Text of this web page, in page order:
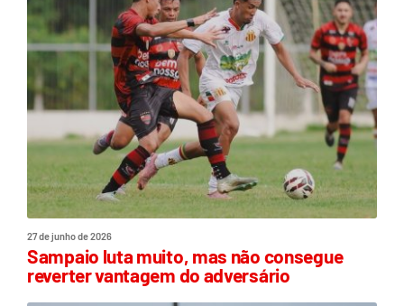
27 de junho de 2026
Sampaio luta muito, mas não consegue
reverter vantagem do adversário